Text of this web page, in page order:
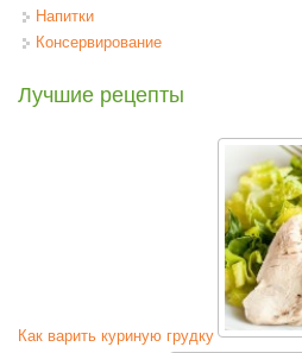
Напитки
Консервирование
Лучшие рецепты
Как варить куриную грудку